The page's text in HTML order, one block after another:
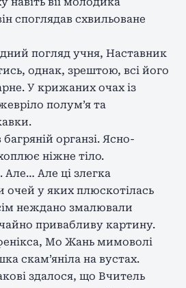
споглядав схвильоване
погляд учня, Наставник
однак, зрештою, всі його
У крижаних очах із
полум’я та
органзі. Ясно-
ніжне тіло.
Але ці злегка
очей у яких плюскотілась
неждано змалювали
привабливу картину.
Мо Жань мимоволі
скам’яніла на вустах.
здалося, що Вчитель